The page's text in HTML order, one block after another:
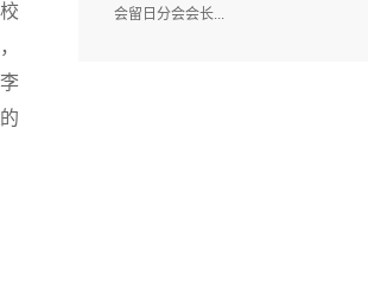
会留日分会会长...